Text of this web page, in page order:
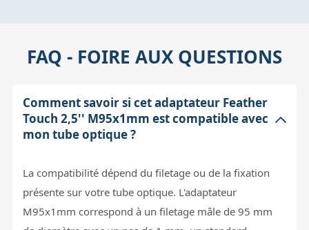
FAQ - FOIRE AUX QUESTIONS
Comment savoir si cet adaptateur Feather
Touch 2,5'' M95x1mm est compatible avec
mon tube optique ?
La compatibilité dépend du filetage ou de la fixation
présente sur votre tube optique. L'adaptateur
M95x1mm correspond à un filetage mâle de 95 mm